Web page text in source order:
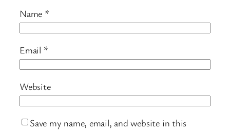
Name *
Email *
Website
Save my name, email, and website in this